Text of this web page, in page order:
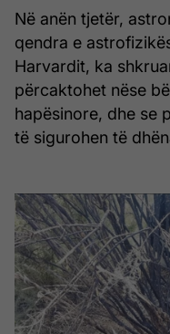
Në anën tjetër,
qendra e
Harvardit, ka
përcaktohet nëse
hapësinore, dhe se
të sigurohen të